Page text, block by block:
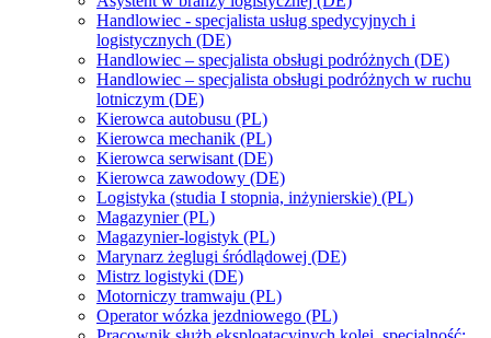
Handlowiec - specjalista usług spedycyjnych i
logistycznych (DE)
Handlowiec – specjalista obsługi podróżnych (DE)
Handlowiec – specjalista obsługi podróżnych w ruchu
lotniczym (DE)
Kierowca autobusu (PL)
Kierowca mechanik (PL)
Kierowca serwisant (DE)
Kierowca zawodowy (DE)
Logistyka (studia I stopnia, inżynierskie) (PL)
Magazynier (PL)
Magazynier-logistyk (PL)
Marynarz żeglugi śródlądowej (DE)
Mistrz logistyki (DE)
Motorniczy tramwaju (PL)
Operator wózka jezdniowego (PL)